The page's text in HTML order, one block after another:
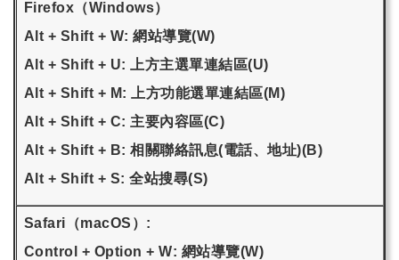
Firefox（Windows）
Alt + Shift + W: 網站導覽(W)
Alt + Shift + U: 上方主選單連結區(U)
Alt + Shift + M: 上方功能選單連結區(M)
Alt + Shift + C: 主要內容區(C)
Alt + Shift + B: 相關聯絡訊息(電話、地址)(B)
Alt + Shift + S: 全站搜尋(S)
Safari（macOS）:
Control + Option + W: 網站導覽(W)